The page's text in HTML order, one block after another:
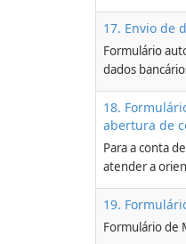
17. Envio de
Formulário
dados
18.
abertura de
Para a conta
atender a
19.
Formulário de